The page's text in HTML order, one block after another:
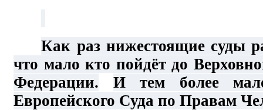
Как раз нижестоящие суды
что мало кто пойдёт до
Федерации.
И тем более
Европейского Суда по Правам